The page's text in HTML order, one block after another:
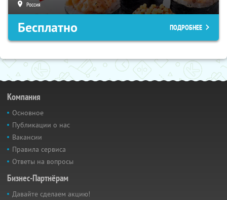
Россия
Бесплатно ПОДРОБНЕЕ
Компания
Основное
Публикации о нас
Вакансии
Правила сервиса
Ответы на вопросы
Бизнес-Партнёрам
Давайте сделаем акцию!